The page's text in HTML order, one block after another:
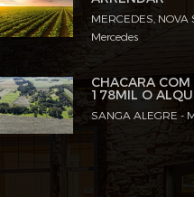
MERCEDES,
Mercedes
CHACARA
178MIL O
SANGA ALEGRE -